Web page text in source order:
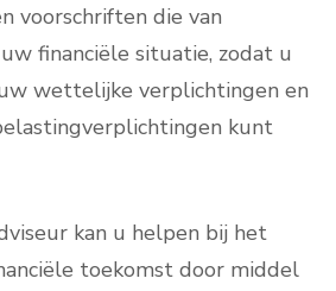
voorschriften die van
financiële situatie, zodat u
wettelijke verplichtingen en
kunt
kan u helpen bij het
toekomst door middel